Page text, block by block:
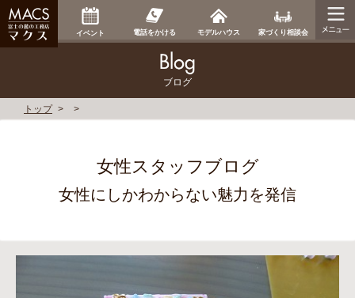
イベント 電話をかける モデルハウス 家づくり相談会
ブログ
トップ
女性スタッフブログ
女性にしかわからない魅力を発信